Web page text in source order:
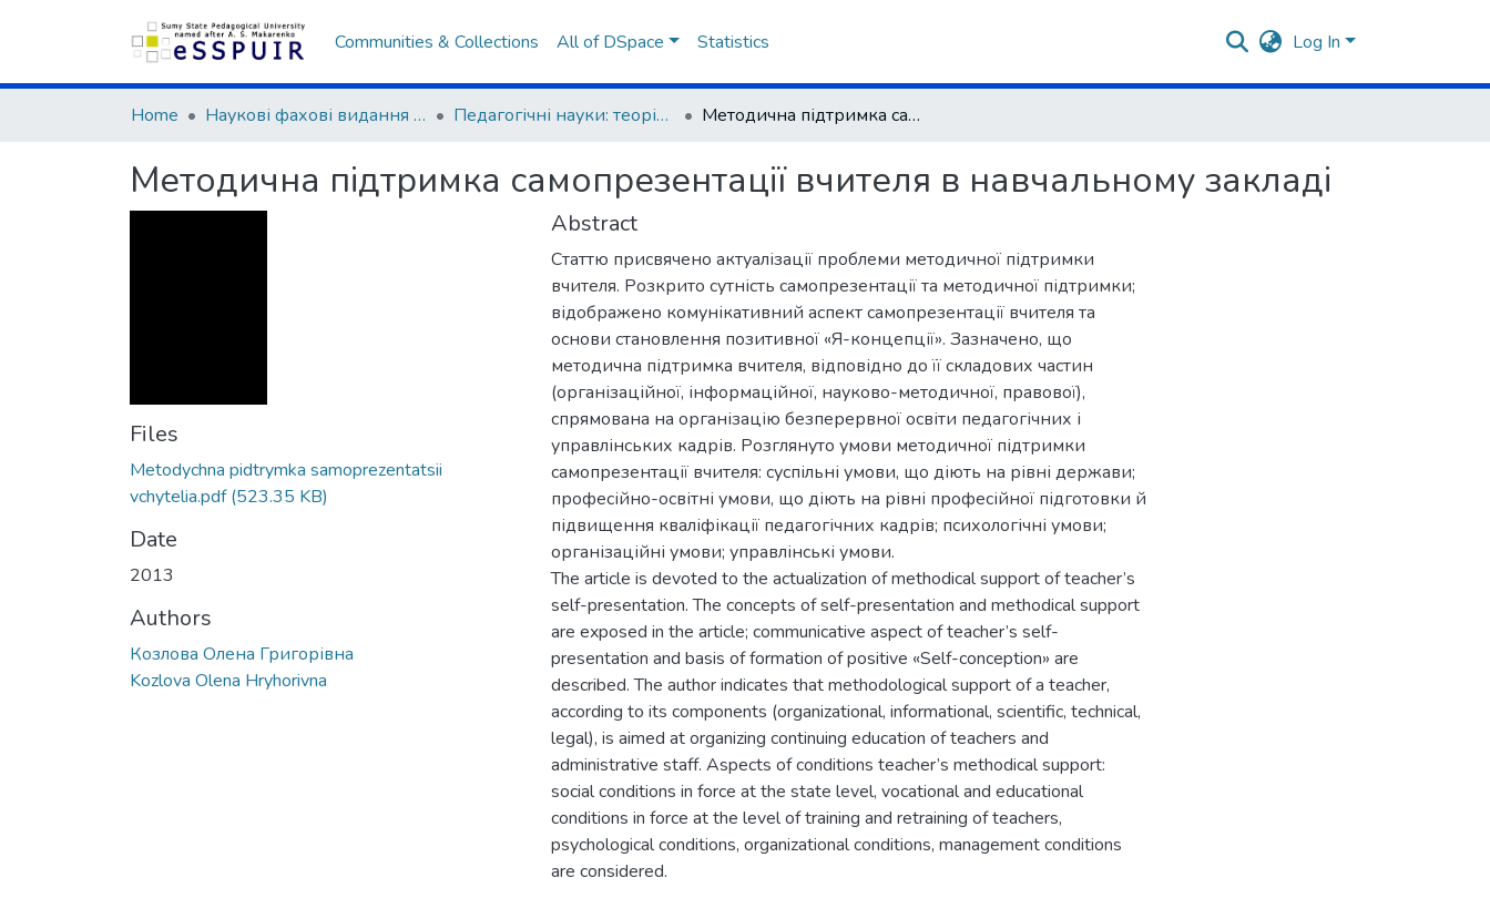
Communities & Collections All of DSpace Statistics Log In
Home Наукові фахові видання СумДПУ Педагогічні науки: теорія, історія, інноваційні технології Методична підтримка самопрезентації вчителя в навчальному закладі
Методична підтримка самопрезентації вчителя в навчальному закладі
Files
Metodychna pidtrymka samoprezentatsii
vchytelia.pdf(523.35 KB)
Date
2013
Authors
Козлова Олена Григорівна
Kozlova Olena Hryhorivna
Abstract
Статтю присвячено актуалізації проблеми методичної підтримки
вчителя. Розкрито сутність самопрезентації та методичної підтримки;
відображено комунікативний аспект самопрезентації вчителя та
основи становлення позитивної «Я-концепції». Зазначено, що
методична підтримка вчителя, відповідно до її складових частин
(організаційної, інформаційної, науково-методичної, правової),
спрямована на організацію безперервної освіти педагогічних і
управлінських кадрів. Розглянуто умови методичної підтримки
самопрезентації вчителя: суспільні умови, що діють на рівні держави;
професійно-освітні умови, що діють на рівні професійної підготовки й
підвищення кваліфікації педагогічних кадрів; психологічні умови;
організаційні умови; управлінські умови.
The article is devoted to the actualization of methodical support of teacher’s
self-presentation. The concepts of self-presentation and methodical support
are exposed in the article; communicative aspect of teacher’s self-
presentation and basis of formation of positive «Self-conception» are
described. The author indicates that methodological support of a teacher,
according to its components (organizational, informational, scientific, technical,
legal), is aimed at organizing continuing education of teachers and
administrative staff. Aspects of conditions teacher’s methodical support:
social conditions in force at the state level, vocational and educational
conditions in force at the level of training and retraining of teachers,
psychological conditions, organizational conditions, management conditions
are considered.